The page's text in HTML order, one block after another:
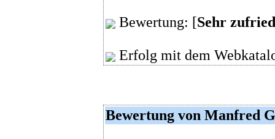
Bewertung: [Sehr
Erfolg mit dem
Bewertung von Manfred